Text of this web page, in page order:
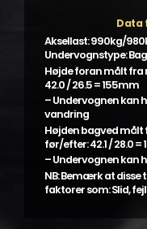
Data
Aksellast: 990kg/
Undervognstype:
Højde foran målt
42.0 / 26.5 = 155mm
– Undervognen kan
vandring
Højden bagved
før/efter: 42.1 / 28.0 =
– Undervognen kan
NB: Bemærk at
faktorer som: Slid,